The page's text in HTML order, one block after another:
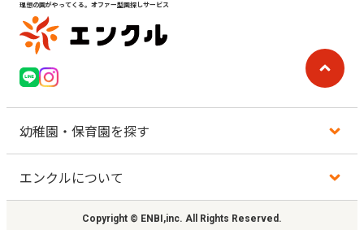
理想の園がやってくる。オファー型園探しサービス
幼稚園・保育園を探す
エンクルについて
Copyright © ENBI,inc. All Rights Reserved.